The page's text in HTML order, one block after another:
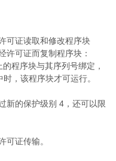
可证读取和修改程序块
许可证而复制程序块：
程序块与其序列号绑定，
，该程序块才可运行。
新的保护级别 4，还可以限
可证传输。